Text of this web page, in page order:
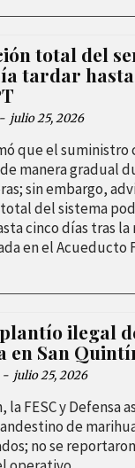
total del
tardar
- julio 25, 2026
que el suministro
manera gradual
sin embargo,
del sistema
cinco días tras
en el Acueducto
ilegal
en San
- julio 25, 2026
la FESC y Defensa
de
no se